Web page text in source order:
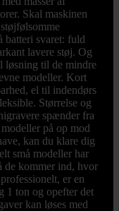
Skal maskinen
batteri svaret: fuld
lavere støj. Og
løsning til de mindre
modeller. Kort
el til indendørs
Størrelse og
spænder fra
på op mod
kan du klare dig
små modeller har
de kommer ind, hvor
er en
1 ton og opefter det
kan løses med